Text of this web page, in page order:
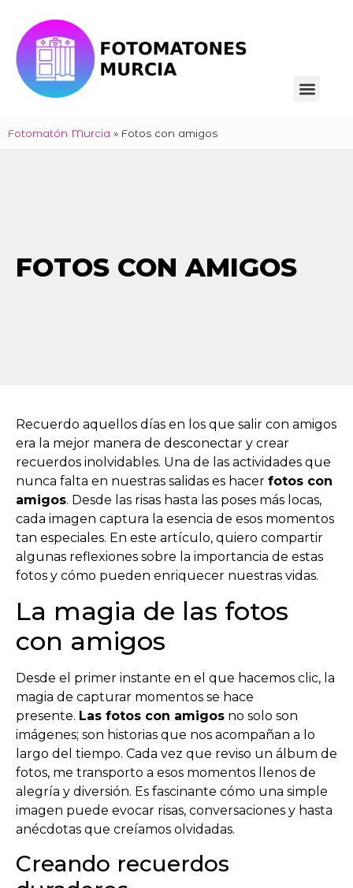
Fotomatón Murcia » Fotos con amigos
FOTOS CON AMIGOS
Recuerdo aquellos días en los que salir con amigos
era la mejor manera de desconectar y crear
recuerdos inolvidables. Una de las actividades que
nunca falta en nuestras salidas es hacer fotos con
amigos. Desde las risas hasta las poses más locas,
cada imagen captura la esencia de esos momentos
tan especiales. En este artículo, quiero compartir
algunas reflexiones sobre la importancia de estas
fotos y cómo pueden enriquecer nuestras vidas.
La magia de las fotos
con amigos
Desde el primer instante en el que hacemos clic, la
magia de capturar momentos se hace
presente. Las fotos con amigos no solo son
imágenes; son historias que nos acompañan a lo
largo del tiempo. Cada vez que reviso un álbum de
fotos, me transporto a esos momentos llenos de
alegría y diversión. Es fascinante cómo una simple
imagen puede evocar risas, conversaciones y hasta
anécdotas que creíamos olvidadas.
Creando recuerdos